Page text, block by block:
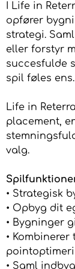
I Life in
opfører
strategi.
eller forstyr
succesfulde
spil føles ens.
Life in
placement,
valg.
• Strategisk
• Opbyg dit
• Bygninger
•
• Saml